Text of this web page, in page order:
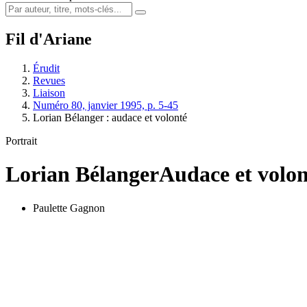
Fil d'Ariane
Érudit
Revues
Liaison
Numéro 80, janvier 1995, p. 5-45
Lorian Bélanger : audace et volonté
Portrait
Lorian BélangerAudace et
Paulette Gagnon